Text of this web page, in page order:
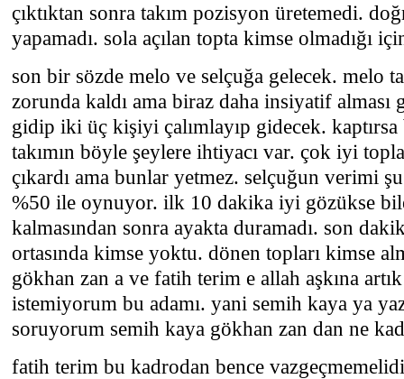
çıktıktan sonra takım pozisyon üretemedi.
yapamadı. sola açılan topta kimse olmadığı
son bir sözde melo ve selçuğa gelecek. melo
zorunda kaldı ama biraz daha insiyatif alması
gidip iki üç kişiyi çalımlayıp gidecek.
takımın böyle şeylere ihtiyacı var. çok iyi
çıkardı ama bunlar yetmez. selçuğun verimi
%50 ile oynuyor. ilk 10 dakika iyi gözükse
kalmasından sonra ayakta duramadı. son
ortasında kimse yoktu. dönen topları kimse
gökhan zan a ve fatih terim e allah aşkına
istemiyorum bu adamı. yani semih kaya ya
soruyorum semih kaya gökhan zan dan ne
fatih terim bu kadrodan bence